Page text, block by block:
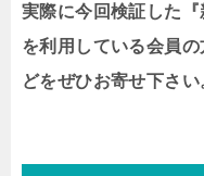
実際に今回検証した『
を利用している会員
どをぜひお寄せ下さい